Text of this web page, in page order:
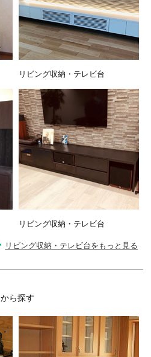
リビング収納・テレビ台
リビング収納・テレビ台
リビング収納・テレビ台をもっと見る
から探す